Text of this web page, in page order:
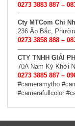
0273 3883 887 –
Cty MTCom Chi
236 Ấp Bắc,
0273 3858 888 –
CTY TNHH GIẢI
70A Nam Kỳ Khởi
0273 3885 887 –
#cameramytho
#camerafullcolor